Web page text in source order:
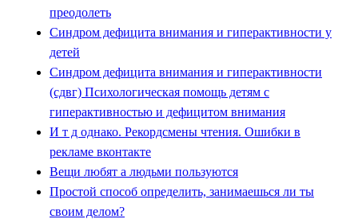
преодолеть
Синдром дефицита внимания и гиперактивности у
детей
Синдром дефицита внимания и гиперактивности
(сдвг) Психологическая помощь детям с
гиперактивностью и дефицитом внимания
И т д однако. Рекордсмены чтения. Ошибки в
рекламе вконтакте
Вещи любят а людьми пользуются
Простой способ определить, занимаешься ли ты
своим делом?